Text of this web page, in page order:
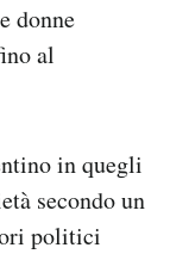
donne
al
in quegli
secondo un
politici